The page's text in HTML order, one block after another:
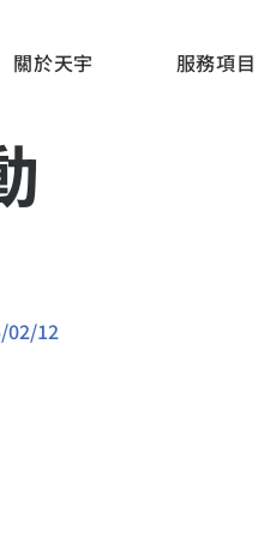
關於天宇 服務項目
02/12